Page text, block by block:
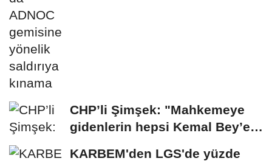
CHP’li Şimşek: "Mahkemeye
gidenlerin hepsi Kemal Bey’e
KARBEM'den LGS'de yüzde